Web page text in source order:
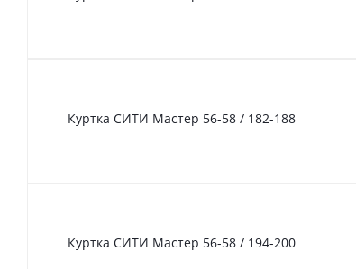
Куртка СИТИ Мастер 56-58 / 182-188
Куртка СИТИ Мастер 56-58 / 194-200